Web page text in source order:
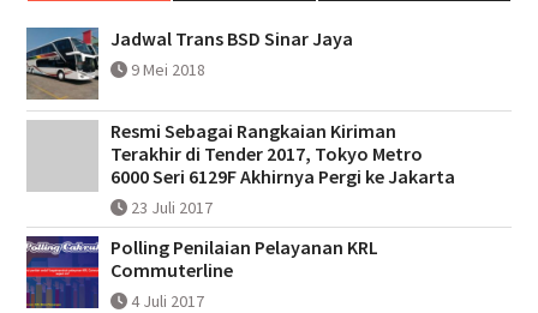
Jadwal Trans BSD Sinar Jaya
9 Mei 2018
Resmi Sebagai Rangkaian Kiriman
Terakhir di Tender 2017, Tokyo Metro
6000 Seri 6129F Akhirnya Pergi ke Jakarta
23 Juli 2017
Polling Penilaian Pelayanan KRL
Commuterline
4 Juli 2017